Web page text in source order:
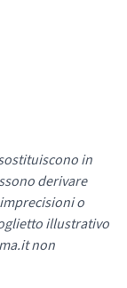
in
derivare
o
illustrativo
non